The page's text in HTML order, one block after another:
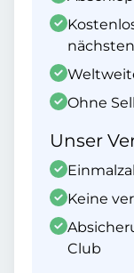
Ohne
Unser
Keine
Club